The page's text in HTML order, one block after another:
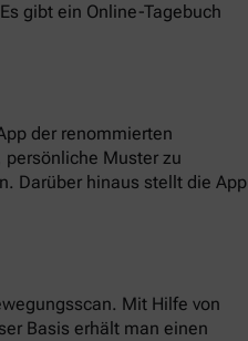
gibt ein Online-Tagebuch
der renommierten
Muster zu
Darüber hinaus stellt die App
Mit Hilfe von
Basis erhält man einen